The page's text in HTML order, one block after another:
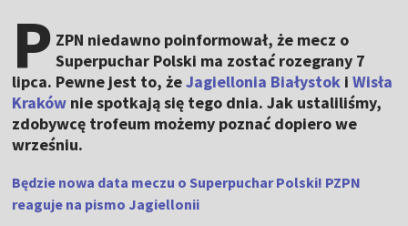
P ZPN niedawno poinformował, że mecz o
Superpuchar Polski ma zostać rozegrany 7
lipca. Pewne jest to, żeJagiellonia Białystok iWisła
Kraków nie spotkają się tego dnia. Jak ustaliliśmy,
zdobywcę trofeum możemy poznać dopiero we
wrześniu.
Będzie nowa data meczu o Superpuchar Polski! PZPN
reaguje na pismo Jagiellonii